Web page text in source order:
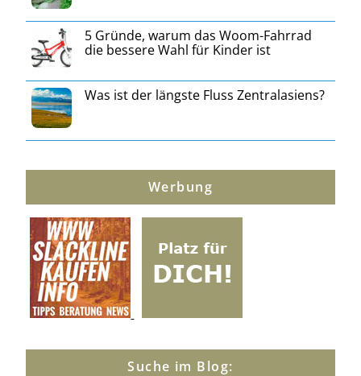
5 Gründe, warum das Woom-Fahrrad
die bessere Wahl für Kinder ist
Was ist der längste Fluss Zentralasiens?
Werbung
Suche im Blog: